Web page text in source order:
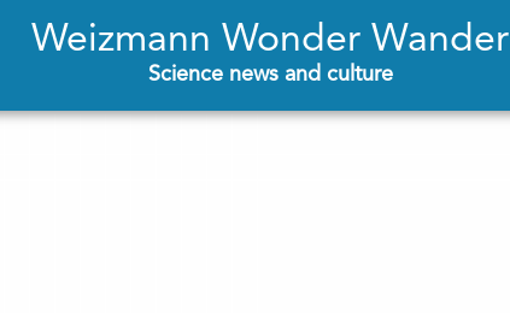
Weizmann Wonder Wander
Science news and culture